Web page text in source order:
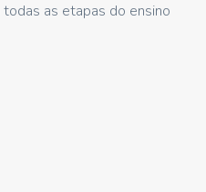
as etapas do ensino